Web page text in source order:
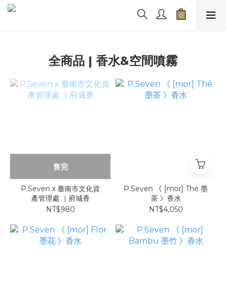
全商品 | 香水&空間噴霧
售完
P.Seven x 臺南市文化資
產管理處 ｜府城香
NT$980
P.Seven 《 [mor] Thé 墨
茶 》香水
NT$4,050